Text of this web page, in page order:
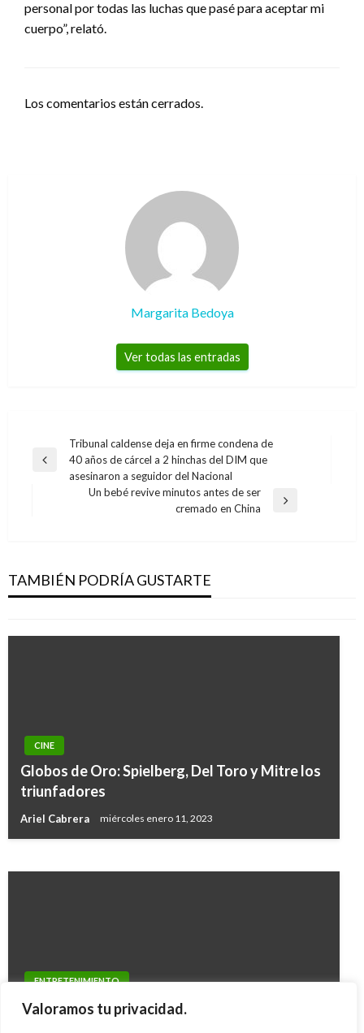
Valoramos tu privacidad.
personal por todas las luchas que pasé para aceptar mi
cuerpo”, relató.
Los comentarios están cerrados.
Margarita Bedoya
Ver todas las entradas
Navegación
de
entradas
Entrada
anterior
Tribunal caldense deja en firme condena de
40 años de cárcel a 2 hinchas del DIM que
asesinaron a seguidor del Nacional
Un bebé revive minutos antes de ser
cremado en China
TAMBIÉN PODRÍA GUSTARTE
los abusos sexuales de Harvey Weinstein
Andres Felipe Gama jueves octubre 12, 2017
CINE
Globos de Oro: Spielberg, Del Toro y Mitre los
triunfadores
Ariel Cabrera miércoles enero 11, 2023
ENTRETENIMIENTO
Este es el Monumento del Acuerdo de Paz que
será instalado en la sede de la ONU en Nueva
ENTRETENIMIENTO
Murió Bobbi Kristina Brown, la hija de Whitney